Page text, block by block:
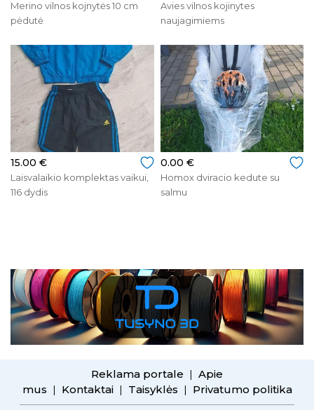
Merino vilnos kojnytės 10 cm
pėdutė
Avies vilnos kojinytes
naujagimiems
15.00 €
Laisvalaikio komplektas vaikui,
116 dydis
0.00 €
Homox dviracio kedute su
salmu
Reklama portale | Apie
mus | Kontaktai| Taisyklės | Privatumo politika